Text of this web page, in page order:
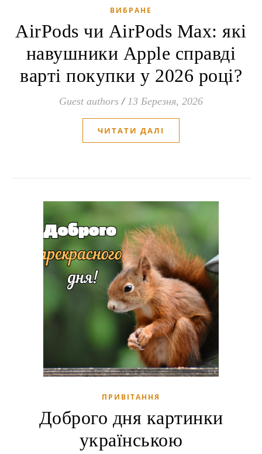
ВИБРАНЕ
AirPods чи AirPods Max: які
навушники Apple справді
варті покупки у 2026 році?
Guest authors / 13 Березня, 2026
ЧИТАТИ ДАЛІ
ПРИВІТАННЯ
Доброго дня картинки
українською